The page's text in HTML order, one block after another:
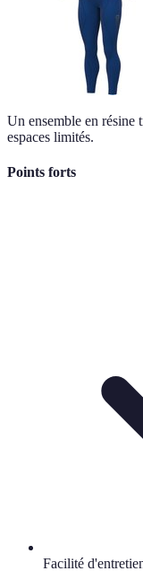
Un ensemble en résine
espaces limités.
Points forts
Facilité